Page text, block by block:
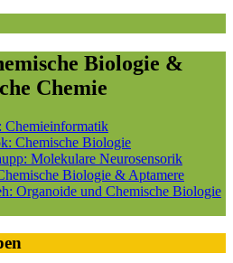
Biologie &
Chemie
Chemieinformatik
Chemische Biologie
Molekulare Neurosensorik
Biologie & Aptamere
Organoide und Chemische Biologie